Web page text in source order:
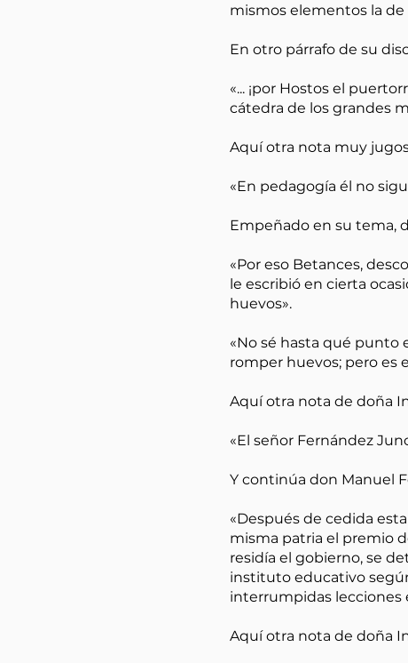
mismos elementos la de
En otro párrafo de su
«... ¡por Hostos el
cátedra de los grandes
Aquí otra nota muy
«En pedagogía él no
Empeñado en su tema,
«Por eso Betances,
le escribió en cierta
huevos».
«No sé hasta qué punto
romper huevos; pero es
Aquí otra nota de doña
«El señor Fernández
Y continúa don Manuel
«Después de cedida
misma patria el premio
residía el gobierno, se
instituto educativo
interrumpidas lecciones
Aquí otra nota de doña